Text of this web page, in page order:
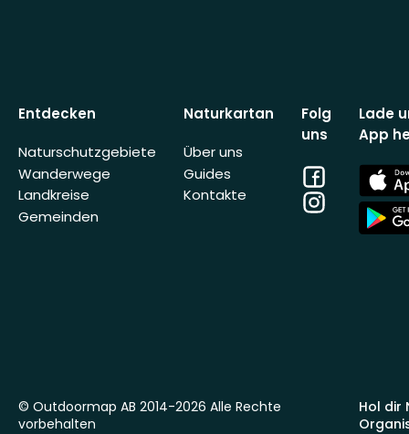
Entdecken
Naturschutzgebiete
Wanderwege
Landkreise
Gemeinden
Naturkartan
Über uns
Guides
Kontakte
Folg
uns
Facebook
Instagram
Lade
App
App
Store
App
Store
Hol dir
© Outdoormap AB 2014-2026 Alle Rechte
vorbehalten